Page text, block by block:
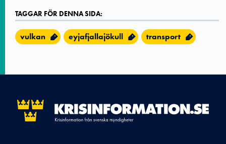
TAGGAR FÖR DENNA SIDA:
vulkan eyjafjallajökull transport